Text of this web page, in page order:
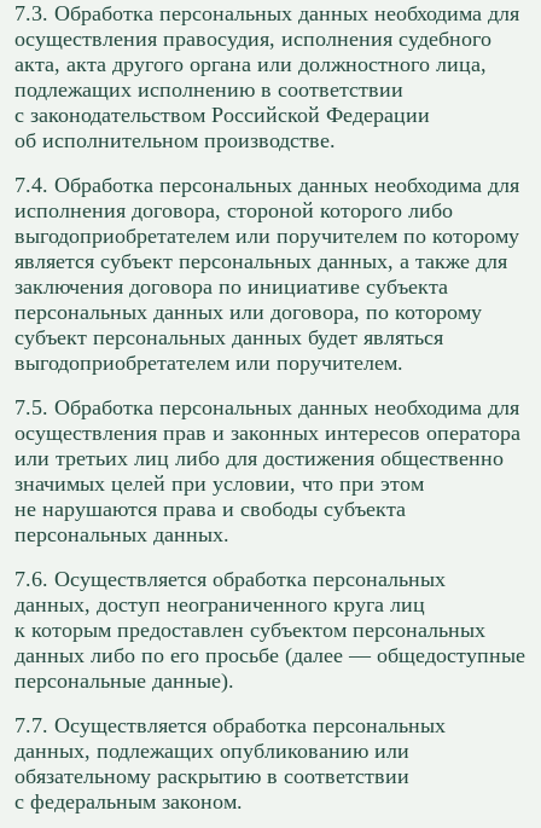
7.3. Обработка персональных данных необходима для
осуществления правосудия, исполнения судебного
акта, акта другого органа или должностного лица,
подлежащих исполнению в соответствии
с законодательством Российской Федерации
об исполнительном производстве.
7.4. Обработка персональных данных необходима для
исполнения договора, стороной которого либо
выгодоприобретателем или поручителем по которому
является субъект персональных данных, а также для
заключения договора по инициативе субъекта
персональных данных или договора, по которому
субъект персональных данных будет являться
выгодоприобретателем или поручителем.
7.5. Обработка персональных данных необходима для
осуществления прав и законных интересов оператора
или третьих лиц либо для достижения общественно
значимых целей при условии, что при этом
не нарушаются права и свободы субъекта
персональных данных.
7.6. Осуществляется обработка персональных
данных, доступ неограниченного круга лиц
к которым предоставлен субъектом персональных
данных либо по его просьбе (далее — общедоступные
персональные данные).
7.7. Осуществляется обработка персональных
данных, подлежащих опубликованию или
обязательному раскрытию в соответствии
с федеральным законом.